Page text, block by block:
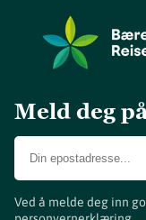
Meld deg
Ved å melde deg inn